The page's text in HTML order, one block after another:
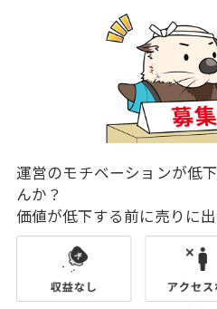
運営のモチベーションが低
んか？
価値が低下する前に売りに